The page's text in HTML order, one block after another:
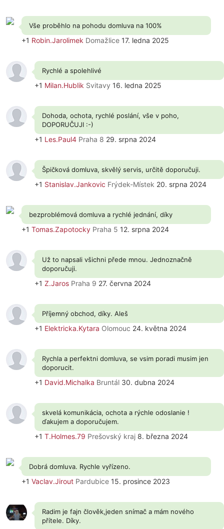
Vše proběhlo na pohodu domluva na 100%
+1 Robin.Jarolimek Domažlice 17. ledna 2025
Rychlé a spolehlivé
+1 Milan.Hublik Svitavy 16. ledna 2025
Dohoda, ochota, rychlé poslání, vše v poho,
DOPORUČUJI :-)
+1 Les.Paul4 Praha 8 29. srpna 2024
Špičková domluva, skvělý servis, určitě doporučuji.
+1 Stanislav.Jankovic Frýdek-Místek 20. srpna 2024
bezproblémová domluva a rychlé jednání, díky
+1 Tomas.Zapotocky Praha 5 12. srpna 2024
Už to napsali všichni přede mnou. Jednoznačně
doporučuji.
+1 Z.Jaros Praha 9 27. června 2024
Příjemný obchod, díky. Aleš
+1 Elektricka.Kytara Olomouc 24. května 2024
Rychla a perfektni domluva, se vsim poradi musim jen
doporucit.
+1 David.Michalka Bruntál 30. dubna 2024
skvelá komunikácia, ochota a rýchle odoslanie !
ďakujem a doporučujem.
+1 T.Holmes.79 Prešovský kraj 8. března 2024
Dobrá domluva. Rychle vyřízeno.
+1 Vaclav.Jirout Pardubice 15. prosince 2023
Radim je fajn člověk,jeden snímač a mám nového
přítele. Díky.